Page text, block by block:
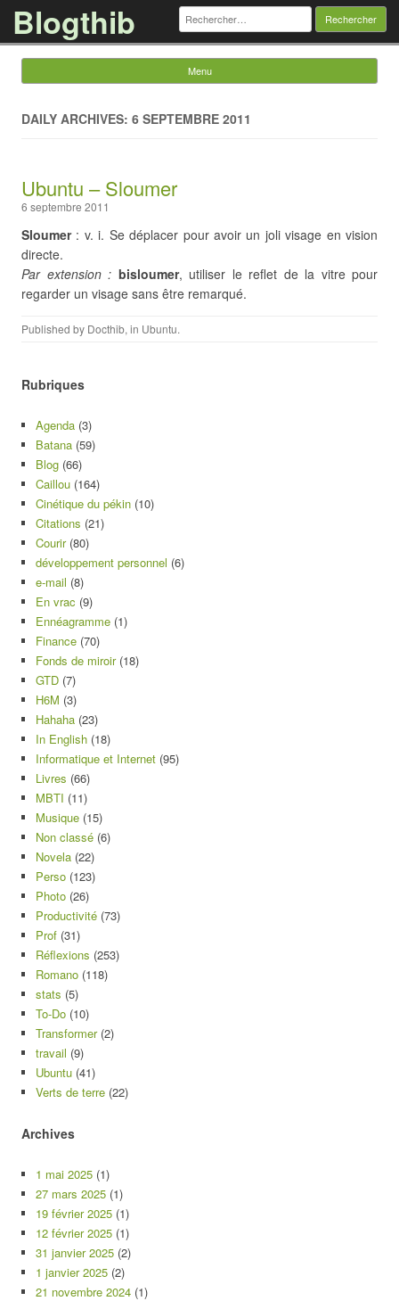
Blogthib Rechercher :
Menu
DAILY ARCHIVES: 6 SEPTEMBRE 2011
Ubuntu – Sloumer
6 septembre 2011
Sloumer: v. i. Se déplacer pour avoir un joli visage en vision
directe.
Par extension : bisloumer, utiliser le reflet de la vitre pour
regarder un visage sans être remarqué.
Published by Docthib, in Ubuntu.
Rubriques
Agenda (3)
Batana (59)
Blog (66)
Caillou (164)
Cinétique du pékin (10)
Citations (21)
Courir(80)
développement personnel (6)
e-mail (8)
En vrac (9)
Ennéagramme (1)
Finance (70)
Fonds de miroir(18)
GTD (7)
H6M (3)
Hahaha (23)
In English (18)
Informatique et Internet (95)
Livres (66)
MBTI (11)
Musique (15)
Non classé (6)
Novela (22)
Perso (123)
Photo (26)
Productivité (73)
Prof (31)
Réflexions (253)
Romano (118)
stats (5)
To-Do (10)
Transformer(2)
travail (9)
Ubuntu (41)
Verts de terre (22)
Archives
1 mai 2025 (1)
27 mars 2025 (1)
19 février 2025 (1)
12 février 2025 (1)
31 janvier 2025 (2)
1 janvier 2025 (2)
21 novembre 2024 (1)